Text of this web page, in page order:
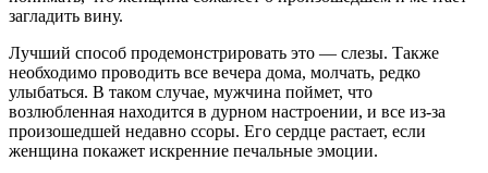
загладить вину.
Лучший способ продемонстрировать это — слезы. Также
необходимо проводить все вечера дома, молчать, редко
улыбаться. В таком случае, мужчина поймет, что
возлюбленная находится в дурном настроении, и все из-за
произошедшей недавно ссоры. Его сердце растает, если
женщина покажет искренние печальные эмоции.